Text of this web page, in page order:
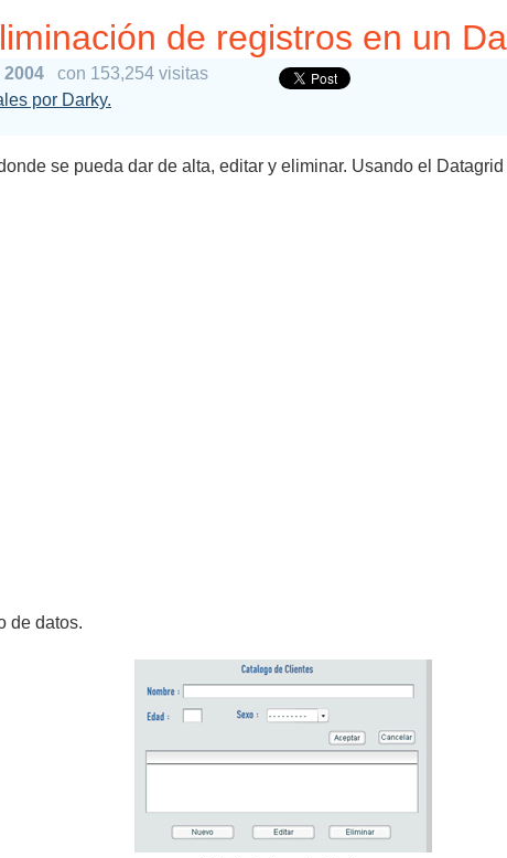
de registros en un
2004
con 153,254 visitas
por Darky.
se pueda dar de alta, editar y eliminar. Usando el
de datos.